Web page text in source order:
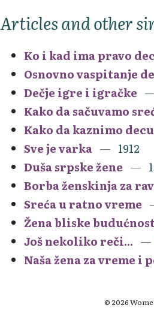
Articles and other
Ko i kad ima pravo
Osnovno vaspitanje
Dečje igre i igračke
Kako da sačuvamo
Kako da kaznimo
Sve je varka
1912
Duša srpske žene
Borba ženskinja za
Sreća u ratno vreme
Žena bliske
Još nekoliko reči...
Naša žena za vreme i
© 2026